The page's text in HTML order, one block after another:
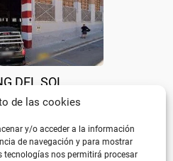
de las cookies
y/o acceder a la información
de navegación y para mostrar
tecnologías nos permitirá procesar
DEL SOL